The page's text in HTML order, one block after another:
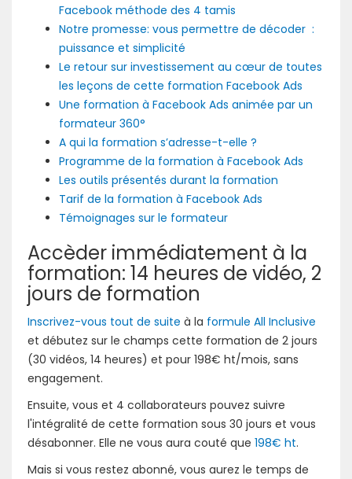
Facebook méthode des 4 tamis
Notre promesse: vous permettre de décoder :
puissance et simplicité
Le retour sur investissement au cœur de toutes
les leçons de cette formation Facebook Ads
Une formation à Facebook Ads animée par un
formateur 360°
A qui la formation s’adresse-t-elle ?
Programme de la formation à Facebook Ads
Les outils présentés durant la formation
Tarif de la formation à Facebook Ads
Témoignages sur le formateur
Accèder immédiatement à la
formation: 14 heures de vidéo, 2
jours de formation
Inscrivez-vous tout de suite à la formule All Inclusive
et débutez sur le champs cette formation de 2 jours
(30 vidéos, 14 heures) et pour 198€ ht/mois, sans
engagement.
Ensuite, vous et 4 collaborateurs pouvez suivre
l'intégralité de cette formation sous 30 jours et vous
désabonner. Elle ne vous aura couté que 198€ ht.
Mais si vous restez abonné, vous aurez le temps de